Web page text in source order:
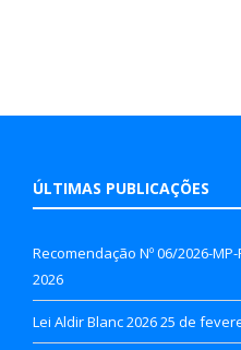
ÚLTIMAS PUBLICAÇÕES
Recomendação Nº 06/2026-MP-
2026
Lei Aldir Blanc 202625 de